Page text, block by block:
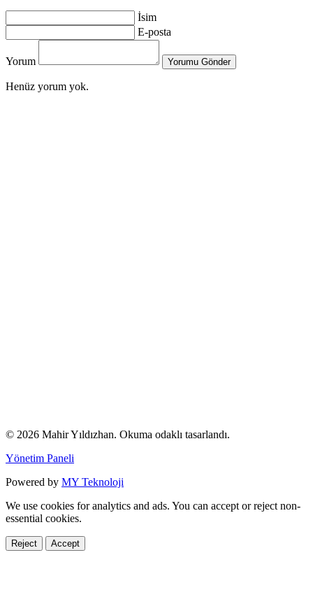
İsim
E-posta
Yorum Yorumu Gönder
Henüz yorum yok.
© 2026 Mahir Yıldızhan. Okuma odaklı tasarlandı.
Yönetim Paneli
Powered by MY Teknoloji
We use cookies for analytics and ads. You can accept or reject non-
essential cookies.
Reject Accept